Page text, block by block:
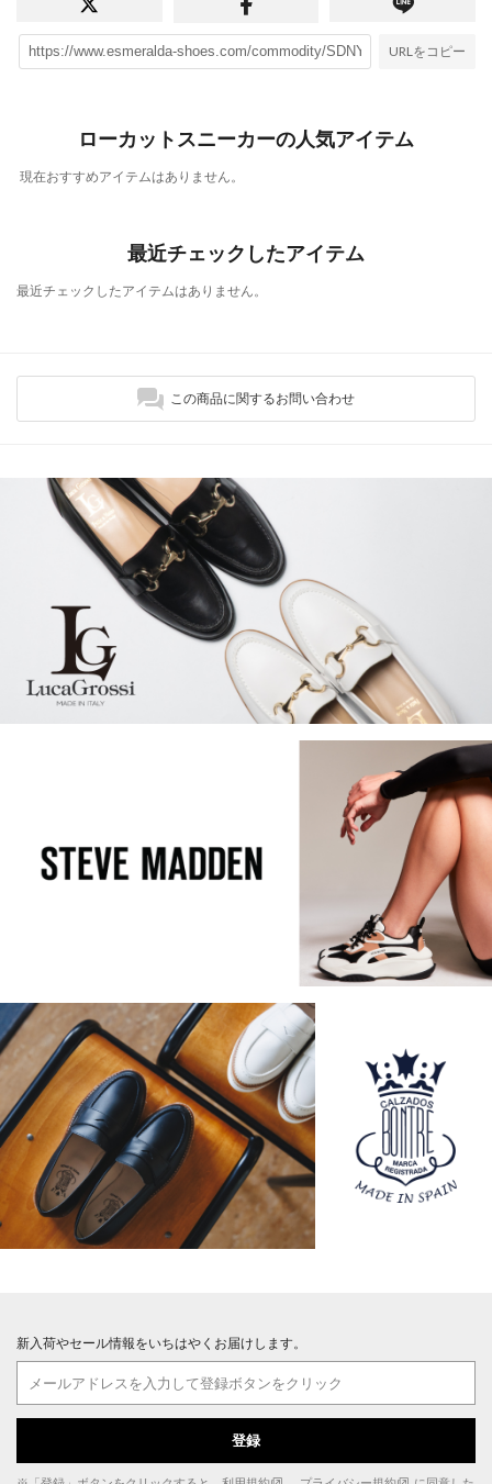
URLをコピー
ローカットスニーカーの人気アイテム
現在おすすめアイテムはありません。
最近チェックしたアイテム
最近チェックしたアイテムはありません。
この商品に関するお問い合わせ
新入荷やセール情報をいちはやくお届けします。
登録